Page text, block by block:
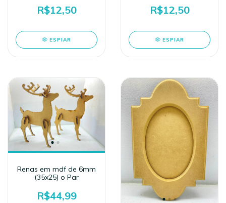
R$12,50
ESPIAR
R$12,50
ESPIAR
Renas em mdf de 6mm
(35x25) o Par
R$44,99